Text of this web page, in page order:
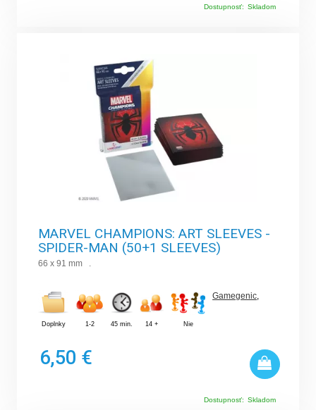
Dostupnosť: Skladom
MARVEL CHAMPIONS: ART SLEEVES -
SPIDER-MAN (50+1 SLEEVES)
66 x 91 mm .
Doplnky 1-2 45 min. 14 + Nie
Gamegenic
6,50 €
Dostupnosť: Skladom